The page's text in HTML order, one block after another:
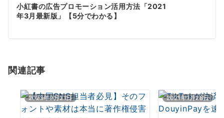
ゲ
シ
ン
小紅書の広告プロモーション活用方法「2021
年3月最新版」【5分でわかる】
関連記事
2023年9月21日 2021年1月28日